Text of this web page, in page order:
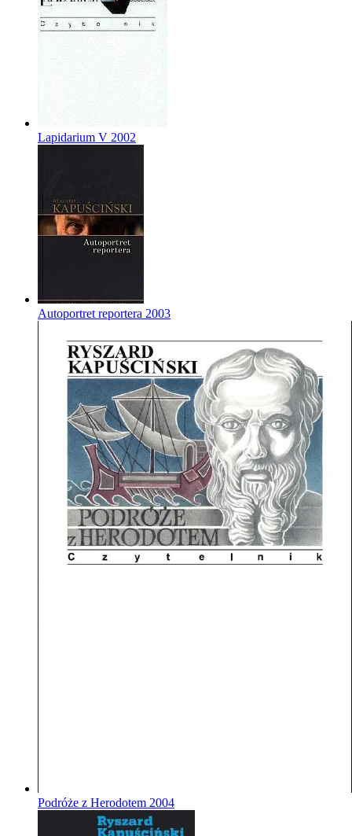
Lapidarium V 2002
Autoportret reportera 2003
Podróże z Herodotem 2004